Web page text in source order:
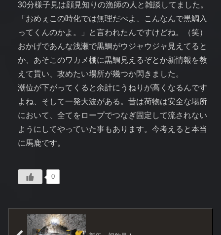
30分様子見は顔見知りの漁師の人と雑談してました。
「おめぇこの時化では無理だべよ、こんなんで黒鯛入
ってくんのかよ。」と言われたんですけどね。（笑）
おかげであんな浅瀬で黒鯛がウジャウジャ見えてると
か、あそこのワカメ棚に黒鯛見えるぞとか新情報を教
えて貰い、攻めたい場所が幾つか閃きました。
潮位が下がってくると余計にうねりが高くなるんです
よね、そして一発大波がある。昔は荷物は安全な場所
において、全てをロープでつなぎ固定して流されない
ようにしてやっていた事もあります。今考えると本当
に馬鹿です。
0